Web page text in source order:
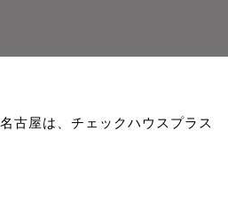
古屋は、チェックハウスプラス